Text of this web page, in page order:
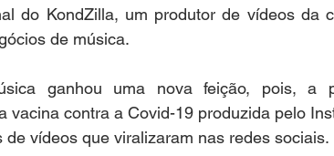
do KondZilla, um produtor de vídeos da
de música.
ganhou uma nova feição, pois, a
vacina contra a Covid-19 produzida pelo
vídeos que viralizaram nas redes sociais.